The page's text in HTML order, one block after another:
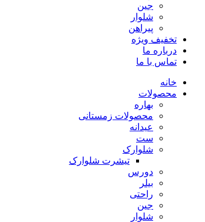
جین
شلوار
پیراهن
تخفیف ویژه
درباره ما
تماس با ما
خانه
محصولات
بهاره
محصولات زمستانی
عیدانه
ست
شلوارک
تیشرت شلوارک
دورس
بیلر
راحتی
جین
شلوار